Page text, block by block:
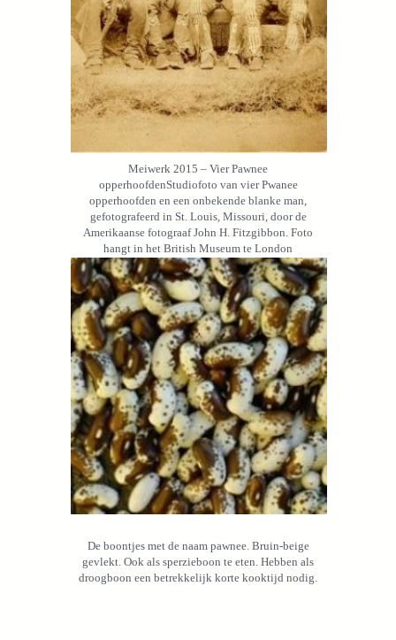
Meiwerk 2015 – Vier Pawnee
opperhoofdenStudiofoto van vier Pwanee
opperhoofden en een onbekende blanke man,
gefotografeerd in St. Louis, Missouri, door de
Amerikaanse fotograaf John H. Fitzgibbon. Foto
hangt in het British Museum te London
De boontjes met de naam pawnee. Bruin-beige
gevlekt. Ook als sperzieboon te eten. Hebben als
droogboon een betrekkelijk korte kooktijd nodig.